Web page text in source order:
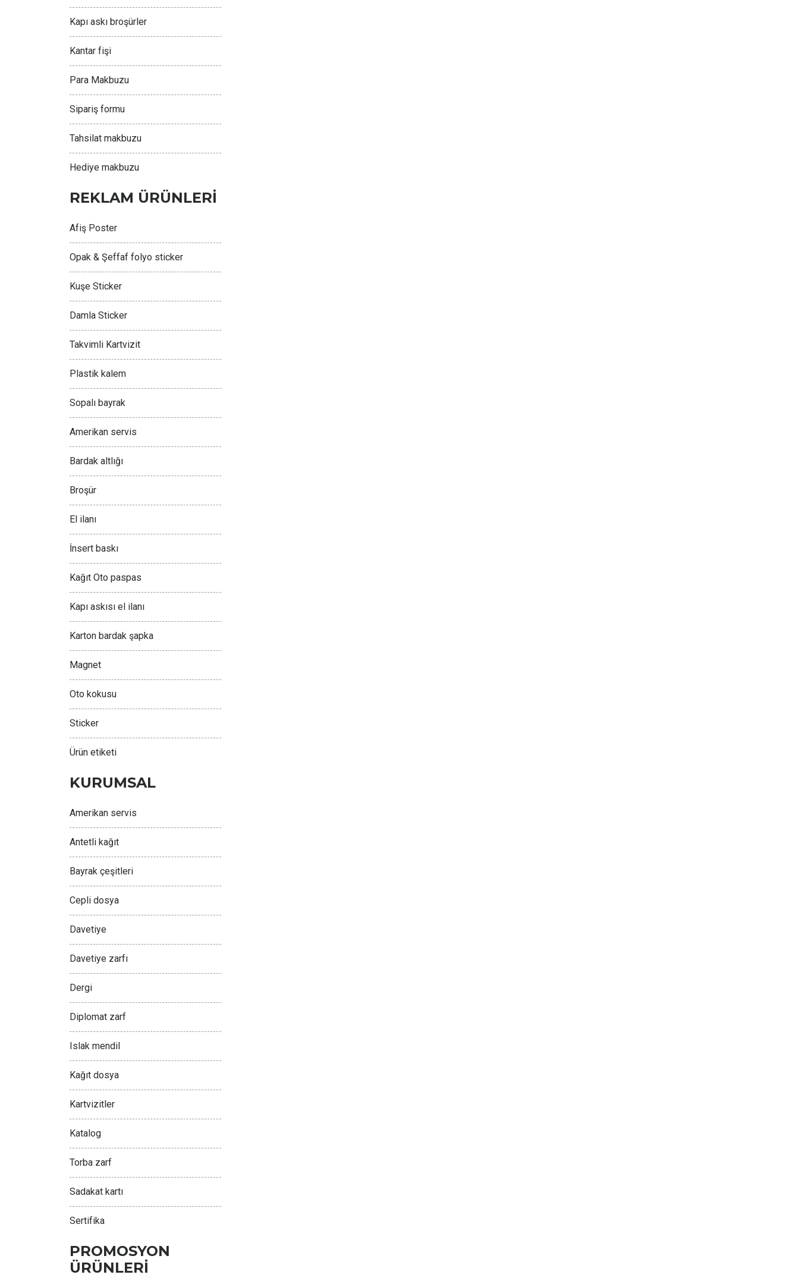
Kapı askı broşürler
Kantar fişi
Para Makbuzu
Sipariş formu
Tahsilat makbuzu
Hediye makbuzu
REKLAM ÜRÜNLERİ
Afiş Poster
Opak & Şeffaf folyo sticker
Kuşe Sticker
Damla Sticker
Takvimli Kartvizit
Plastik kalem
Sopalı bayrak
Amerikan servis
Bardak altlığı
Broşür
El ilanı
İnsert baskı
Kağıt Oto paspas
Kapı askısı el ilanı
Karton bardak şapka
Magnet
Oto kokusu
Sticker
Ürün etiketi
KURUMSAL
Amerikan servis
Antetli kağıt
Bayrak çeşitleri
Cepli dosya
Davetiye
Davetiye zarfı
Dergi
Diplomat zarf
Islak mendil
Kağıt dosya
Kartvizitler
Katalog
Torba zarf
Sadakat kartı
Sertifika
PROMOSYON
ÜRÜNLERİ